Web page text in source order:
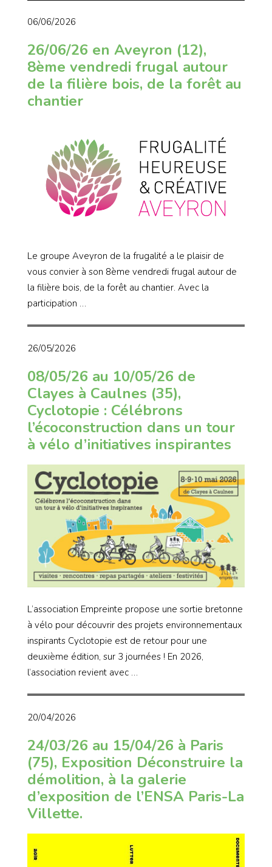
06/06/2026
26/06/26 en Aveyron (12),
8ème vendredi frugal autour
de la filière bois, de la forêt au
chantier
Le groupe Aveyron de la frugalité a le plaisir de
vous convier à son 8ème vendredi frugal autour de
la filière bois, de la forêt au chantier. Avec la
participation …
26/05/2026
08/05/26 au 10/05/26 de
Clayes à Caulnes (35),
Cyclotopie : Célébrons
l’écoconstruction dans un tour
à vélo d’initiatives inspirantes
L’association Empreinte propose une sortie bretonne
à vélo pour découvrir des projets environnementaux
inspirants Cyclotopie est de retour pour une
deuxième édition, sur 3 journées ! En 2026,
l’association revient avec …
20/04/2026
24/03/26 au 15/04/26 à Paris
(75), Exposition Déconstruire la
démolition, à la galerie
d’exposition de l’ENSA Paris-La
Villette.